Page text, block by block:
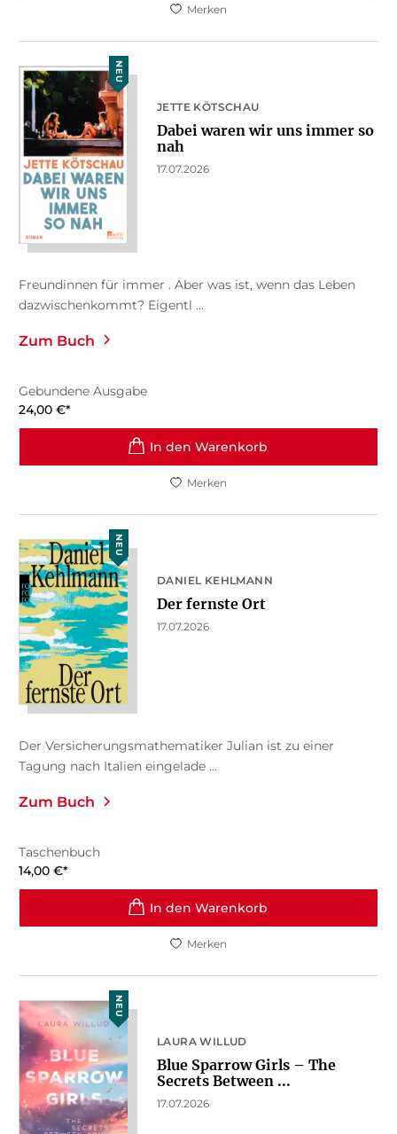
Merken
NEU
JETTE KÖTSCHAU
Dabei waren wir uns immer so
nah
17.07.2026
Freundinnen für immer . Aber was ist, wenn das Leben
dazwischenkommt? Eigentl ...
Zum Buch
Gebundene Ausgabe
24,00 €*
In den Warenkorb
Merken
NEU
DANIEL KEHLMANN
Der fernste Ort
17.07.2026
Der Versicherungsmathematiker Julian ist zu einer
Tagung nach Italien eingelade ...
Zum Buch
Taschenbuch
14,00 €*
In den Warenkorb
Merken
NEU
LAURA WILLUD
Blue Sparrow Girls – The
Secrets Between ...
17.07.2026